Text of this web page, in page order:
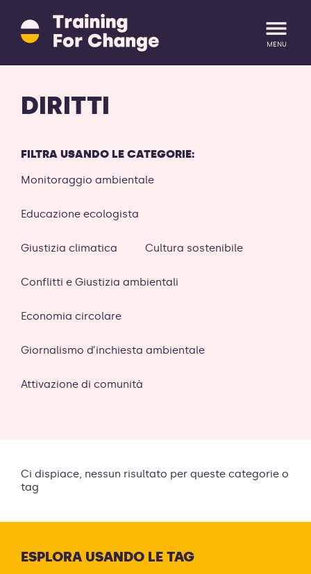
Training
for
Change
alla
homepage
MENU
DIRITTI
FILTRA USANDO LE CATEGORIE:
Monitoraggio ambientale
Educazione ecologista
Giustizia climatica Cultura sostenibile
Conflitti e Giustizia ambientali
Economia circolare
Giornalismo d’inchiesta ambientale
Attivazione di comunità
Ci dispiace, nessun risultato per queste categorie o
tag
ESPLORA USANDO LE TAG